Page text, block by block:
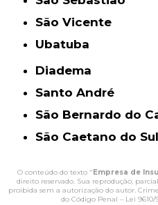
São Vicente
Ubatuba
Diadema
Santo André
São Bernardo do
São Caetano do Sul
O conteúdo do texto " Empresa de
direito reservado. Sua reprodução,
proibida sem a autorização do autor.
do Código Penal – Lei